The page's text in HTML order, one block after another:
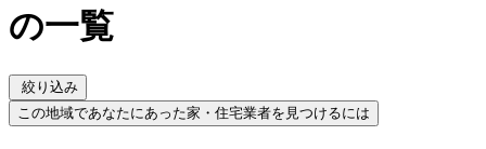
の一覧
絞り込み
この地域であなたにあった家・住宅業者を見つけるには